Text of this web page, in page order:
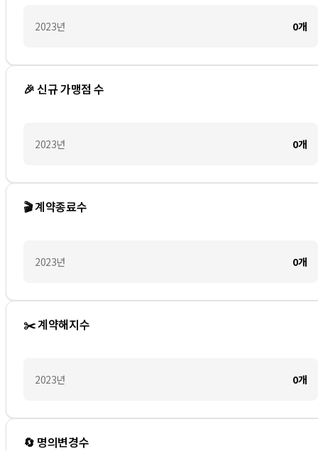
2023년 0개
🎉 신규 가맹점 수
2023년 0개
🎬 계약종료수
2023년 0개
✂️ 계약해지수
2023년 0개
🔄 명의변경수